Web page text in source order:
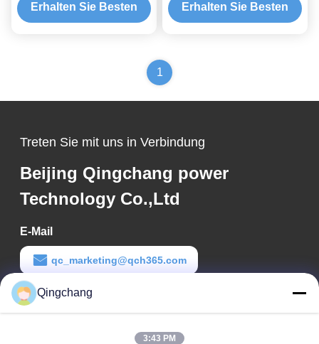
Erhalten Sie Besten Erhalten Sie Besten
1
Treten Sie mit uns in Verbindung
Beijing Qingchang power
Technology Co.,Ltd
E-Mail
qc_marketing@qch365.com
Arbeits-Zeit
00:00-23:59
Qingchang
3:43 PM